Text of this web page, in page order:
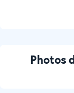
Photos